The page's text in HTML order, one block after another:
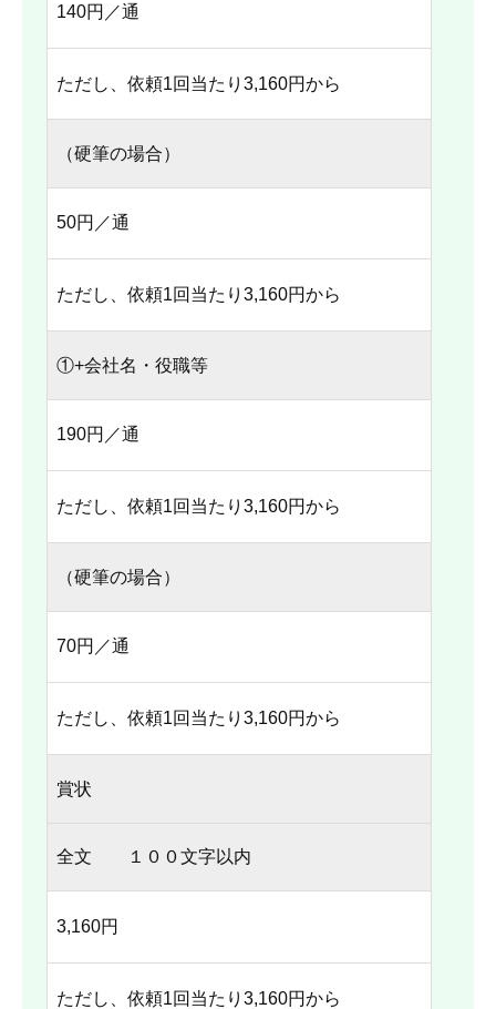
140円／通
ただし、依頼1回当たり3,160円から
（硬筆の場合）
50円／通
ただし、依頼1回当たり3,160円から
①+会社名・役職等
190円／通
ただし、依頼1回当たり3,160円から
（硬筆の場合）
70円／通
ただし、依頼1回当たり3,160円から
賞状
全文 １００文字以内
3,160円
ただし、依頼1回当たり3,160円から